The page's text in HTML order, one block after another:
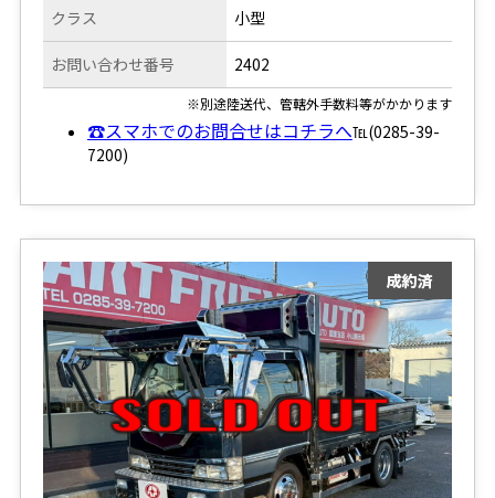
クラス
お問い合わせ番号
小型
2402
※別途陸送代、管轄外手数料等がかかります
☎スマホでのお問合せはコチラへ℡(0285-39-
7200)